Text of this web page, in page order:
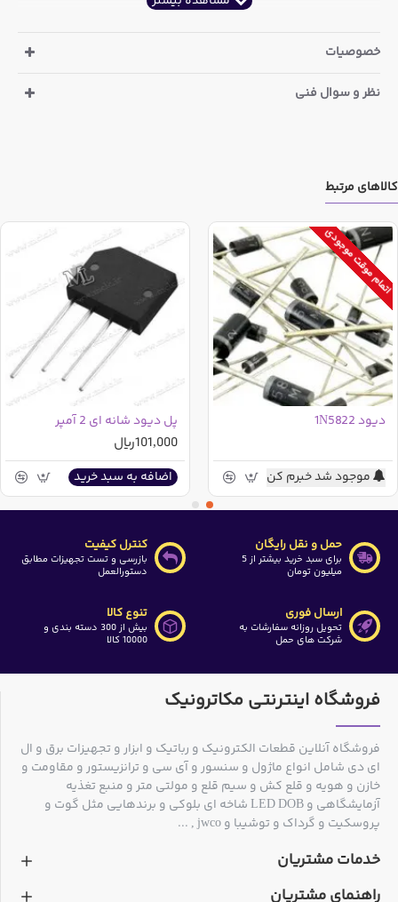
خصوصیات
نظر و سوال فنی
کالاهای مرتبط
اتمام موقت موجودی
دیود 1N5822
موجود شد خبرم کن
پل دیود شانه ای 2 آمپر
101,000ریال
اضافه به سبد خرید
حمل و نقل رایگان
برای سبد خرید بیشتر از 5
میلیون تومان
کنترل کیفیت
بازرسی و تست تجهیزات مطابق
دستورالعمل
ارسال فوری
تحویل روزانه سفارشات به
شرکت های حمل
تنوع کالا
بیش از 300 دسته بندی و
10000 کالا
فروشگاه اینترنتی مکاترونیک
فروشگاه آنلاین قطعات الکترونیک و رباتیک و ابزار و تجهیزات برق و ال
ای دی شامل انواع ماژول و سنسور و آی سی و ترانزیستور و مقاومت و
خازن و هویه و قلع کش و سیم قلع و مولتی متر و منبع تغذیه
آزمایشگاهی و LED DOB شاخه ای بلوکی و برندهایی مثل گوت و
پروسکیت و گرداک و توشیبا و jwco , ...
خدمات مشتریان
راهنمای مشتریان